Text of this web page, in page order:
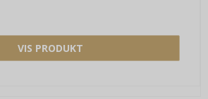
VIS PRODUKT